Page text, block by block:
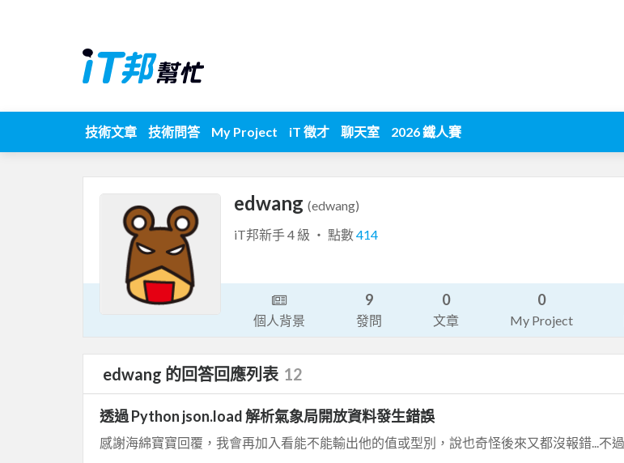
技術文章 技術問答 My Project iT 徵才 聊天室 2026 鐵人賽
edwang (edwang)
iT邦新手 4 級 ‧ 點數414
個人背景
9
發問
0
文章
0
My Project
edwang 的回答回應列表 12
透過 Python json.load 解析氣象局開放資料發生錯誤